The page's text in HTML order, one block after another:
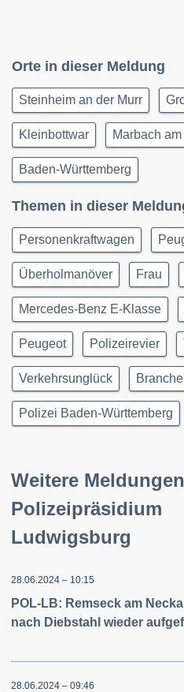
Orte in dieser Meldung
Steinheim an der Murr
Kleinbottwar Marbach
Baden-Württemberg
Themen in dieser
Personenkraftwagen
Überholmanöver Frau
Mercedes-Benz E-Klasse
Peugeot Polizeirevier
Verkehrsunglück
Polizei Baden-Württemberg
Weitere
Polizeipräsidium
Ludwigsburg
28.06.2024 – 10:15
POL-LB: Remseck am
nach Diebstahl wieder
28.06.2024 – 09:46